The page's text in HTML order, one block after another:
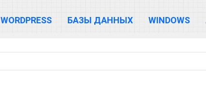
WORDPRESS БАЗЫ ДАННЫХ WINDOWS